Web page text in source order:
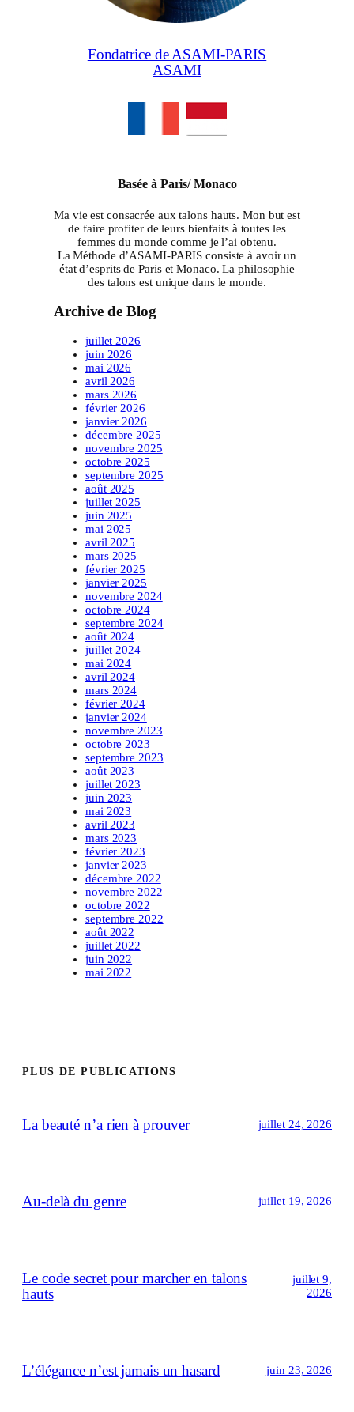
Fondatrice de ASAMI-PARIS
ASAMI
Basée à Paris/ Monaco
Ma vie est consacrée aux talons hauts. Mon but est
de faire profiter de leurs bienfaits à toutes les
femmes du monde comme je l’ai obtenu.
La Méthode d’ASAMI-PARIS consiste à avoir un
état d’esprits de Paris et Monaco. La philosophie
des talons est unique dans le monde.
Archive de Blog
juillet 2026
juin 2026
mai 2026
avril 2026
mars 2026
février 2026
janvier 2026
décembre 2025
novembre 2025
octobre 2025
septembre 2025
août 2025
juillet 2025
juin 2025
mai 2025
avril 2025
mars 2025
février 2025
janvier 2025
novembre 2024
octobre 2024
septembre 2024
août 2024
juillet 2024
mai 2024
avril 2024
mars 2024
février 2024
janvier 2024
novembre 2023
octobre 2023
septembre 2023
août 2023
juillet 2023
juin 2023
mai 2023
avril 2023
mars 2023
février 2023
janvier 2023
décembre 2022
novembre 2022
octobre 2022
septembre 2022
août 2022
juillet 2022
juin 2022
mai 2022
PLUS DE PUBLICATIONS
La beauté n’a rien à prouver juillet 24, 2026
Au-delà du genre juillet 19, 2026
Le code secret pour marcher en talons
hauts
juillet 9,
2026
L’élégance n’est jamais un hasard juin 23, 2026